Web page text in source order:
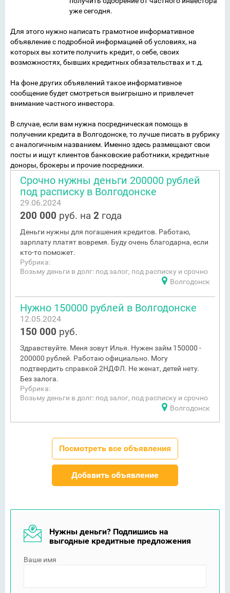
уже сегодня.
Для этого нужно написать грамотное информативное
объявление с подробной информацией об условиях, на
которых вы хотите получить кредит, о себе, своих
возможностях, бывших кредитных обязательствах и т.д.
На фоне других объявлений такое информативное
сообщение будет смотреться выигрышно и привлечет
внимание частного инвестора.
В случае, если вам нужна посредническая помощь в
получении кредита в Волгодонске, то лучше писать в рубрику
с аналогичным названием. Именно здесь размещают свои
посты и ищут клиентов банковские работники, кредитные
доноры, брокеры и прочие посредники.
Срочно нужны деньги 200000 рублей
под расписку в Волгодонске
29.06.2024
200 000 руб. на 2 года
Деньги нужны для погашения кредитов. Работаю,
зарплату платят вовремя. Буду очень благодарна, если
кто-то поможет.
Рубрика:
Возьму деньги в долг: под залог, под расписку и срочно
Волгодонск
Нужно 150000 рублей в Волгодонске
12.05.2024
150 000 руб.
Здравствуйте. Меня зовут Илья. Нужен займ 150000 -
200000 рублей. Работаю официально. Могу
подтвердить справкой 2НДФЛ. Не женат, детей нету.
Без залога.
Рубрика:
Возьму деньги в долг: под залог, под расписку и срочно
Волгодонск
Посмотреть все объявления
Добавить объявление
Нужны деньги? Подпишись на
выгодные кредитные предложения
Ваше имя